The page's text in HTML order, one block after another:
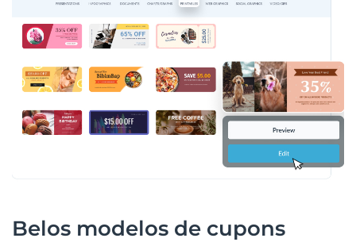
Belos modelos de cupons